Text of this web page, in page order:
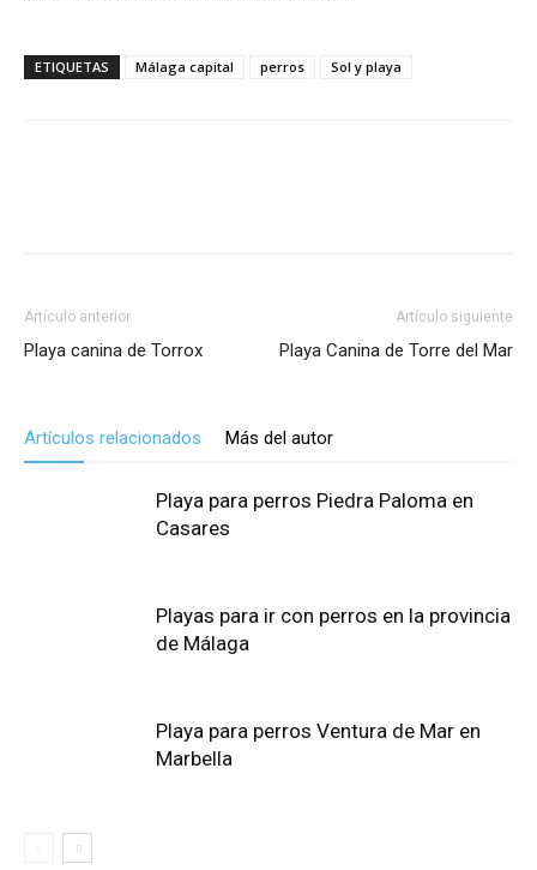
ETIQUETAS Málaga capital perros Sol y playa
Artículo anterior
Playa canina de Torrox
Artículo siguiente
Playa Canina de Torre del Mar
Artículos relacionados Más del autor
Playa para perros Piedra Paloma en
Casares
Playas para ir con perros en la provincia
de Málaga
Playa para perros Ventura de Mar en
Marbella